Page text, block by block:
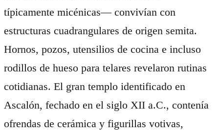
típicamente micénicas— convivían con
estructuras cuadrangulares de origen semita.
Hornos, pozos, utensilios de cocina e incluso
rodillos de hueso para telares revelaron rutinas
cotidianas. El gran templo identificado en
Ascalón, fechado en el siglo XII a.C., contenía
ofrendas de cerámica y figurillas votivas,